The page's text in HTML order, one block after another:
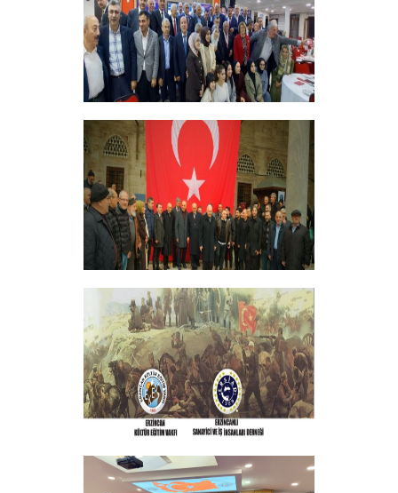
ERZİNCANLILAR EKEV’İN
GELENEKSEL İFTAR YEMEĞİNDE
BULUŞTU
+
GELENEKSEL ŞEHİTLERİMİZİ ANMA
PROGRAMI DÜZENLEDİK
+
ERZINCAN VE TÜM SEHITLERI ANMA
PROGRAMI